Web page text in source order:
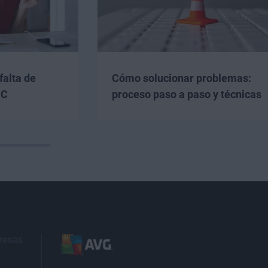
de
Cómo solucionar problemas:
proceso paso a paso y técnicas